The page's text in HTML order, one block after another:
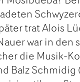
trat Alois
war in
die Musik-
Balz